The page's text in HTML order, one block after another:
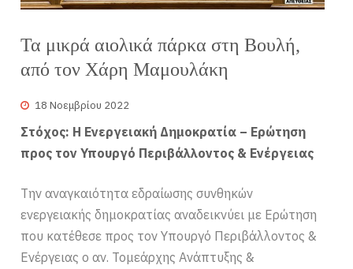
Τα μικρά αιολικά πάρκα στη Βουλή,
από τον Χάρη Μαμουλάκη
18 Νοεμβρίου 2022
Στόχος: Η Ενεργειακή Δημοκρατία – Ερώτηση
προς τον Υπουργό Περιβάλλοντος & Ενέργειας
Την αναγκαιότητα εδραίωσης συνθηκών
ενεργειακής δημοκρατίας αναδεικνύει με Ερώτηση
που κατέθεσε προς τον Υπουργό Περιβάλλοντος &
Ενέργειας ο αν. Τομεάρχης Ανάπτυξης &